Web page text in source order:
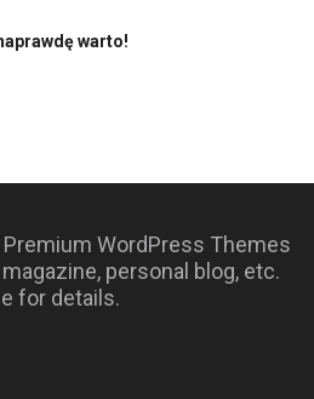
warto!
WordPress Themes
personal blog, etc.
for details.